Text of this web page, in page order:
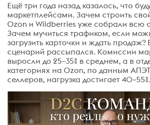
Ещё три года назад казалось, что
маркетплейсами. Зачем строить
Ozon и Wildberries уже собрали всю
Зачем мучиться трафиком, если
загрузить карточки и ждать продаж?
сценарий рассыпался. Комиссии
выросли до 25–35% в среднем, а в
категориях на Ozon, по данным
селлеров, нагрузка достигает 40–55%.